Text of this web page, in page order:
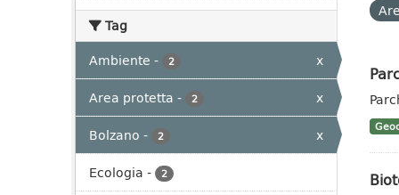
Tag
Ambiente - 2
x
Area protetta - 2
x
Bolzano - 2
x
Ecologia - 2